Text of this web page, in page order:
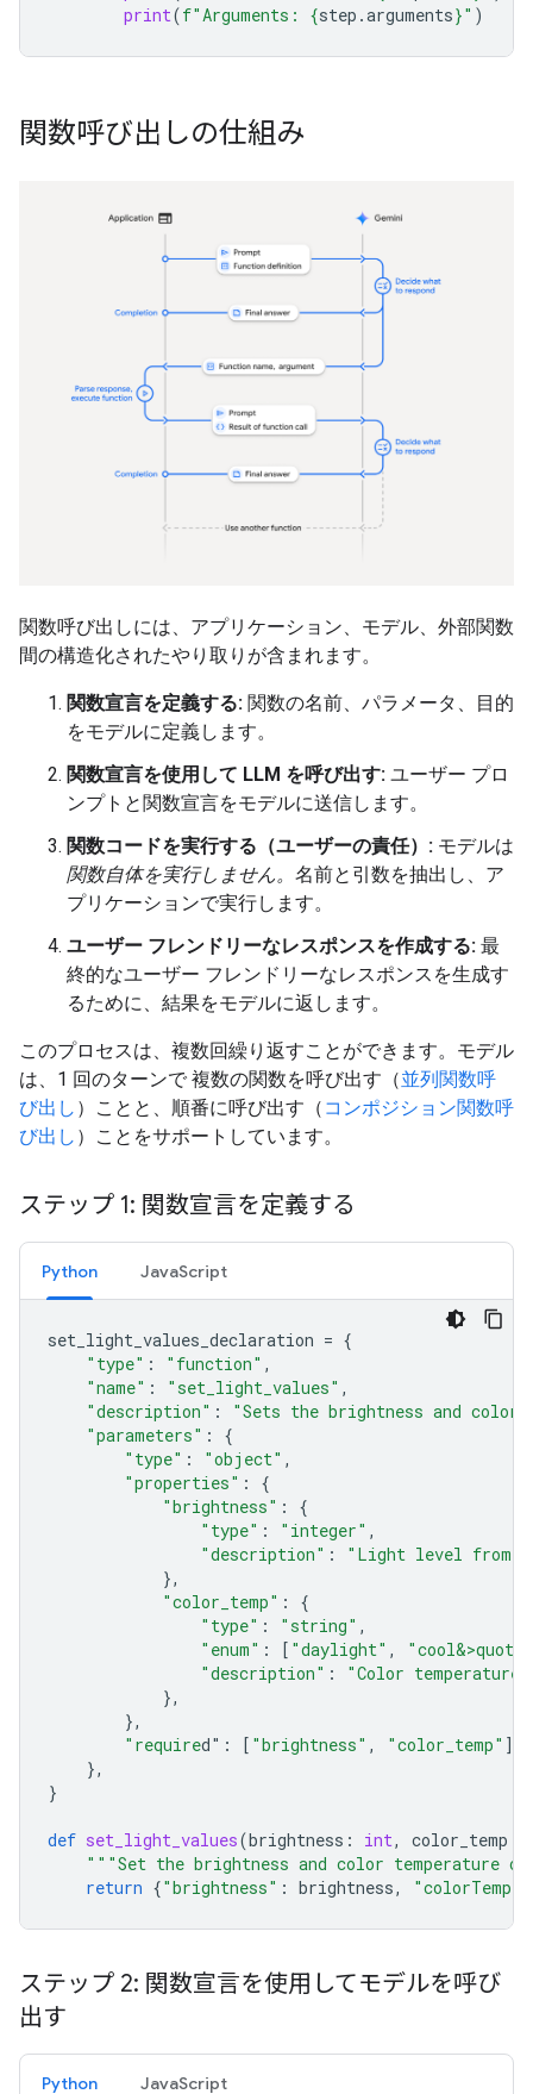
print(f"Arguments: {step .arguments}" )
関数呼び出しの仕組み
関数呼び出しには、アプリケーション、モデル、外部関数
間の構造化されたやり取りが含まれます。
関数宣言を定義する: 関数の名前、パラメータ、目的
をモデルに定義します。
関数宣言を使用して LLM を呼び出す: ユーザー プロ
ンプトと関数宣言をモデルに送信します。
関数コードを実行する（ユーザーの責任）: モデルは
関数自体を実行しません。 名前と引数を抽出し、ア
プリケーションで実行します。
ユーザー フレンドリーなレスポンスを作成する: 最
終的なユーザー フレンドリーなレスポンスを生成す
るために、結果をモデルに返します。
このプロセスは、複数回繰り返すことができます。モデル
は、1 回のターンで 複数の関数を呼び出す（並列関数呼
び出し ）ことと、順番に呼び出す（ コンポジション関数呼
び出し ）ことをサポートしています。
ステップ 1: 関数宣言を定義する
Python JavaScript
set_light_values_declaration = {
"type" : "function" ,
"name" : "set_light_values" ,
"description" :
"Sets the brightness and
"parameters" :
{
"type" : "object" ,
"properties" :
{
"brightness" :
{
"type" : "integer" ,
"description" :
"Light level from
},
"color_temp" :
{
"type" : "string" ,
"enum" : [ "daylight" , "cool&>quot;
"description" : "Color temperature"
},
},
"required" : [ "brightness" , "color_temp" ],
},
}
def set_light_values(brightness : int, color_temp
"""Set the brightness and color temperature
return {"brightness" : brightness,
ステップ 2: 関数宣言を使用してモデルを呼び
出す
Python JavaScript